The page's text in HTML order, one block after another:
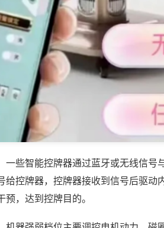
一些智能控牌器通过蓝牙或无线信号
给控牌器，控牌器接收到信号后驱动
，达到控牌目的。